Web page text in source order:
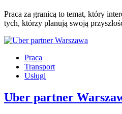
Praca za granicą to temat, który
tych, którzy planują swoją
Praca
Transport
Usługi
Uber partner